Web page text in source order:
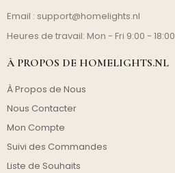
Email : support@homelights.nl
Heures de travail: Mon - Fri 9:00 - 18:00
À PROPOS DE HOMELIGHTS.NL
À Propos de Nous
Nous Contacter
Mon Compte
Suivi des Commandes
Liste de Souhaits